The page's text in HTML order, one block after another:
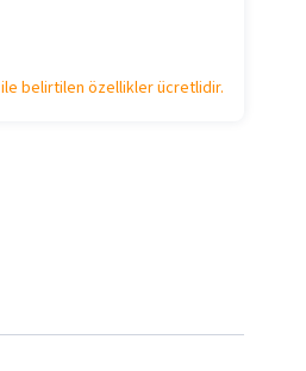
ile belirtilen özellikler ücretlidir.